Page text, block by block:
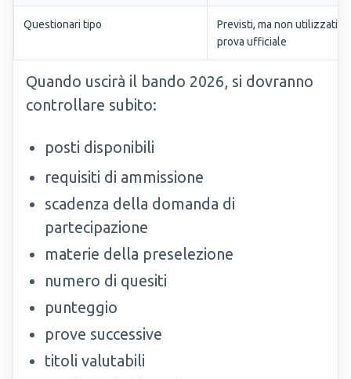
Questionari tipo
Previsti, ma non utilizzati
prova ufficiale
Quando uscirà il bando 2026, si dovranno
controllare subito:
posti disponibili
requisiti di ammissione
scadenza della domanda di
partecipazione
materie della preselezione
numero di quesiti
punteggio
prove successive
titoli valutabili